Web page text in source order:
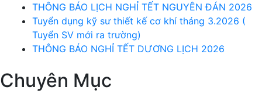
THÔNG BÁO LỊCH NGHỈ TẾT NGUYÊN ĐÁN 2026
Tuyển dụng kỹ sư thiết kế cơ khí tháng 3.2026 (
Tuyển SV mới ra trường)
THÔNG BÁO NGHỈ TẾT DƯƠNG LỊCH 2026
Chuyên Mục